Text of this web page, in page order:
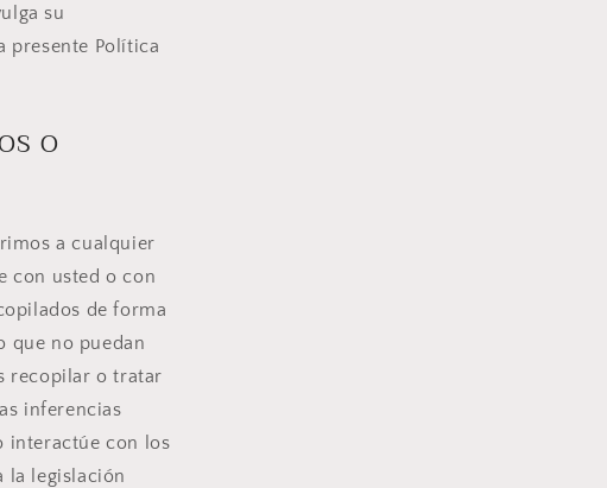
su
presente Política
o
a cualquier
con usted o con
de forma
que no puedan
recopilar o tratar
inferencias
interactúe con los
la legislación